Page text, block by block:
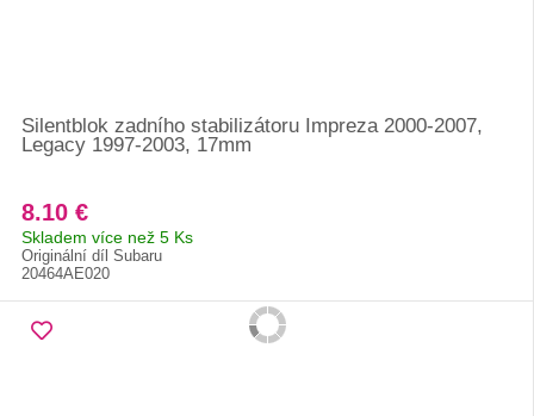
Silentblok zadního stabilizátoru Impreza 2000-2007,
Legacy 1997-2003, 17mm
8.10 €
Skladem více než 5 Ks
Originální díl Subaru
20464AE020